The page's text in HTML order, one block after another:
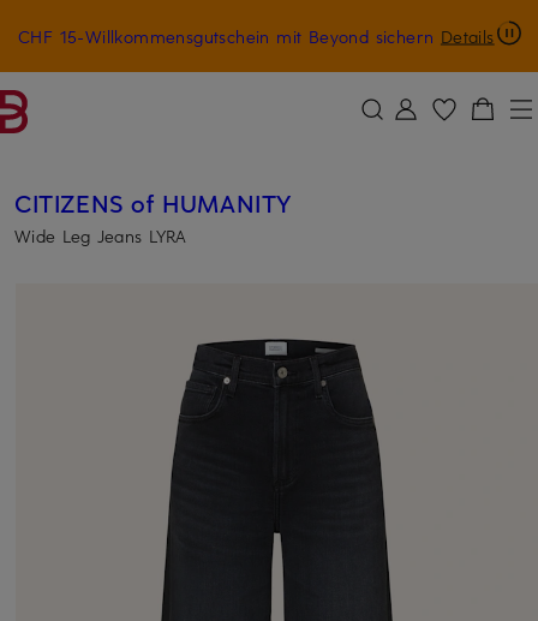
ZUM HAUPTINHALT ÜBERSPRINGEN ZUM SUCHFELD ÜBERSPRINGEN
CHF 15-Willkommensgutschein mit Beyond sichern Details
CITIZENS of HUMANITY
Wide Leg Jeans LYRA